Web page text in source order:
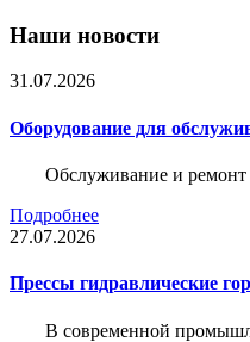
Наши новости
31.07.2026
Оборудование для
Обслуживание и ремонт
Подробнее
27.07.2026
Прессы гидравлические
В современной